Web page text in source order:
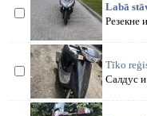
Labā
Резекне
Tīko
Салдус